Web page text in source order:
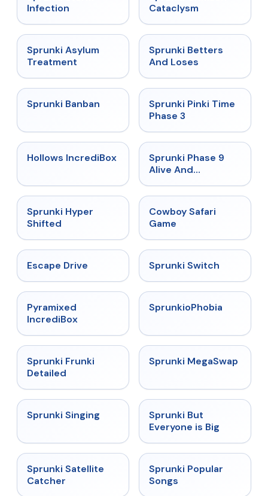
Infection
Cataclysm
★
Sprunki Asylum
Treatment
★
Sprunki Betters
And Loses
★
Sprunki Banban ★ 4.9
Sprunki Pinki Time
Phase 3
★ 4.3
Hollows IncrediBox ★
Sprunki Phase 9
Alive And
Sprunki Hyper
Shifted
Cowboy Safari
Game
Escape Drive ★
Sprunki Switch
Pyramixed
IncrediBox
★
SprunkioPhobia
★
Sprunki Frunki
Detailed
★ 4.5
Sprunki MegaSwap
★
Sprunki Singing
Sprunki But
Everyone is Big
★ 4.4
Sprunki Satellite
Catcher
★
Sprunki Popular
Songs